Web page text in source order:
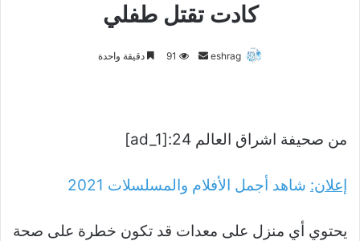
كادت تقتل طفلي
eshrag
أرسل 91 دقيقة واحدة
من صحيفة اشراق العالم 24:[ad_1]
إعلان: شاهد أجمل الأفلام والمسلسلات 2021
يحتوي أي منزل على معدات قد تكون خطرة على صحة